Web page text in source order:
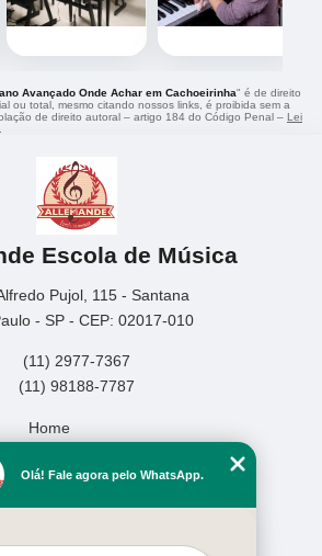
Avançado Onde Achar em Cachoeirinha" é de direito
ou total, mesmo citando nossos links, é proibida sem a
de direito autoral – artigo 184 do Código Penal – Lei
Escola de Música
Pujol, 115 - Santana
- SP - CEP: 02017-010
(11) 2977-7367
(11) 98188-7787
Home
Missão
Serviços
Olá! Fale agora pelo WhatsApp.